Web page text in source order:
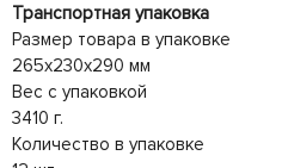
Транспортная упаковка
Размер товара в упаковке
265x230x290 мм
Вес с упаковкой
3410 г.
Количество в упаковке